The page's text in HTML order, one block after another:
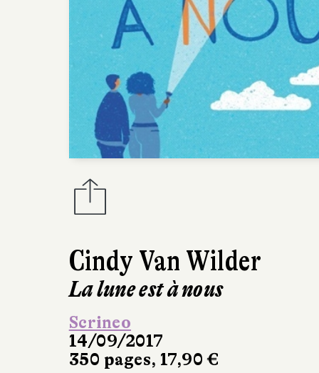
Cindy Van Wilder
La lune est à nous
Scrineo
14/09/2017
350 pages, 17,90 €